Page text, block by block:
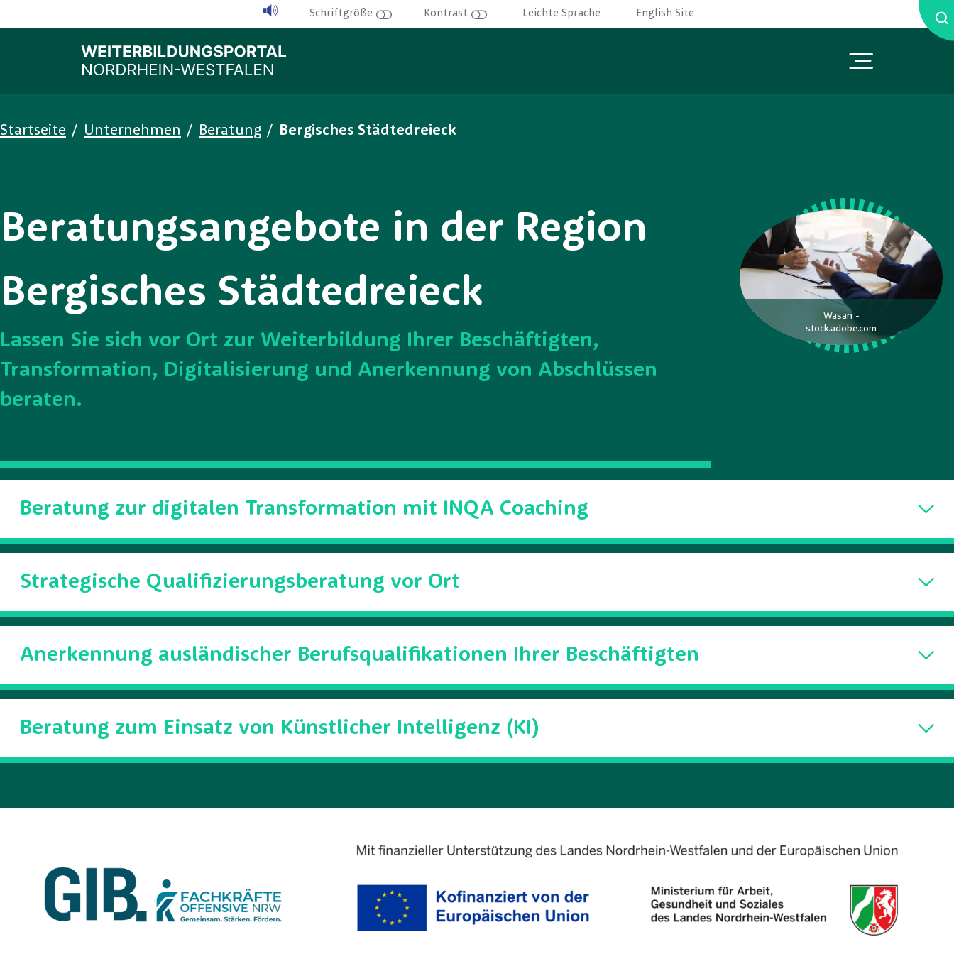
Schriftgröße Kontrast Leichte Sprache English Site
You are here:
Startseite / Unternehmen / Beratung / Bergisches Städtedreieck
Beratungsangebote in der Region
Bergisches Städtedreieck
Lassen Sie sich vor Ort zur Weiterbildung Ihrer Beschäftigten,
Transformation, Digitalisierung und Anerkennung von Abschlüssen
beraten.
Wasan -
stock.adobe.com
Beratung zur digitalen Transformation mit INQA Coaching
Strategische Qualifizierungsberatung vor Ort
Anerkennung ausländischer Berufsqualifikationen Ihrer Beschäftigten
Beratung zum Einsatz von Künstlicher Intelligenz (KI)